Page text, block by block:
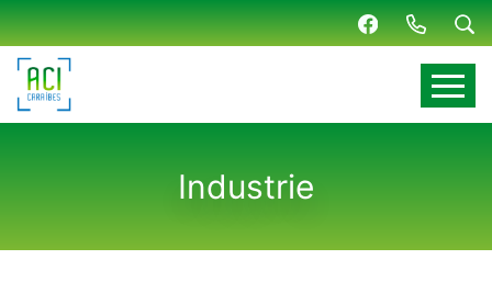
Industrie
Panneau de gestion des cookies